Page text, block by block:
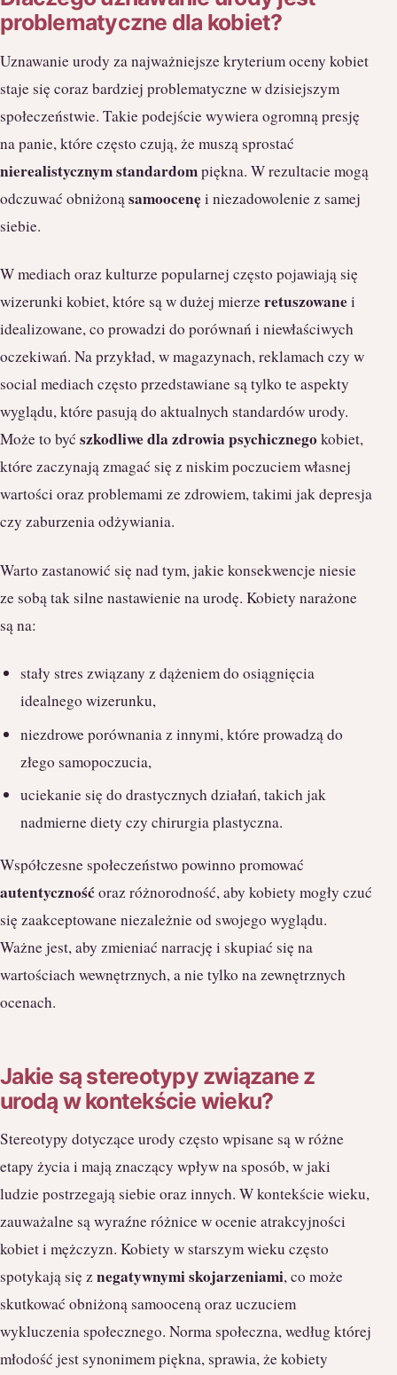
problematyczne dla kobiet?
Uznawanie urody za najważniejsze kryterium oceny kobiet
staje się coraz bardziej problematyczne w dzisiejszym
społeczeństwie. Takie podejście wywiera ogromną presję
na panie, które często czują, że muszą sprostać
nierealistycznym standardompiękna. W rezultacie mogą
odczuwać obniżonąsamoocenęi niezadowolenie z samej
siebie.
W mediach oraz kulturze popularnej często pojawiają się
wizerunki kobiet, które są w dużej mierzeretuszowanei
idealizowane, co prowadzi do porównań i niewłaściwych
oczekiwań. Na przykład, w magazynach, reklamach czy w
social mediach często przedstawiane są tylko te aspekty
wyglądu, które pasują do aktualnych standardów urody.
Może to być szkodliwe dla zdrowia psychicznegokobiet,
które zaczynają zmagać się z niskim poczuciem własnej
wartości oraz problemami ze zdrowiem, takimi jak depresja
czy zaburzenia odżywiania.
Warto zastanowić się nad tym, jakie konsekwencje niesie
ze sobą tak silne nastawienie na urodę. Kobiety narażone
są na:
stały stres związany z dążeniem do osiągnięcia
idealnego wizerunku,
niezdrowe porównania z innymi, które prowadzą do
złego samopoczucia,
uciekanie się do drastycznych działań, takich jak
nadmierne diety czy chirurgia plastyczna.
Współczesne społeczeństwo powinno promować
autentycznośćoraz różnorodność, aby kobiety mogły czuć
się zaakceptowane niezależnie od swojego wyglądu.
Ważne jest, aby zmieniać narrację i skupiać się na
wartościach wewnętrznych, a nie tylko na zewnętrznych
ocenach.
Jakie są stereotypy związane z
urodą w kontekście wieku?
Stereotypy dotyczące urody często wpisane są w różne
etapy życia i mają znaczący wpływ na sposób, w jaki
ludzie postrzegają siebie oraz innych. W kontekście wieku,
zauważalne są wyraźne różnice w ocenie atrakcyjności
kobiet i mężczyzn. Kobiety w starszym wieku często
spotykają się znegatywnymi skojarzeniami, co może
skutkować obniżoną samooceną oraz uczuciem
wykluczenia społecznego. Norma społeczna, według której
młodość jest synonimem piękna, sprawia, że kobiety